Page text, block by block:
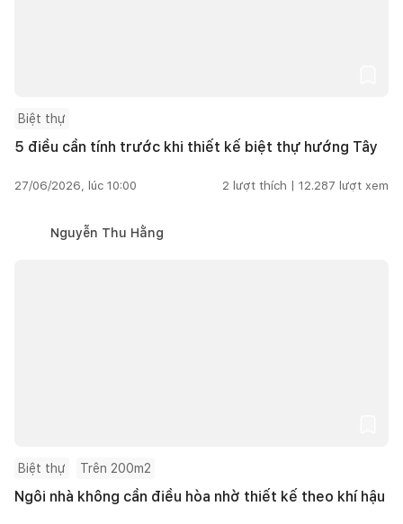
Biệt thự
5 điều cần tính trước khi thiết kế biệt thự hướng Tây
27/06/2026, lúc 10:00 2 lượt thích | 12.287 lượt xem
Nguyễn Thu Hằng
Biệt thự Trên 200m2
Ngôi nhà không cần điều hòa nhờ thiết kế theo khí hậu